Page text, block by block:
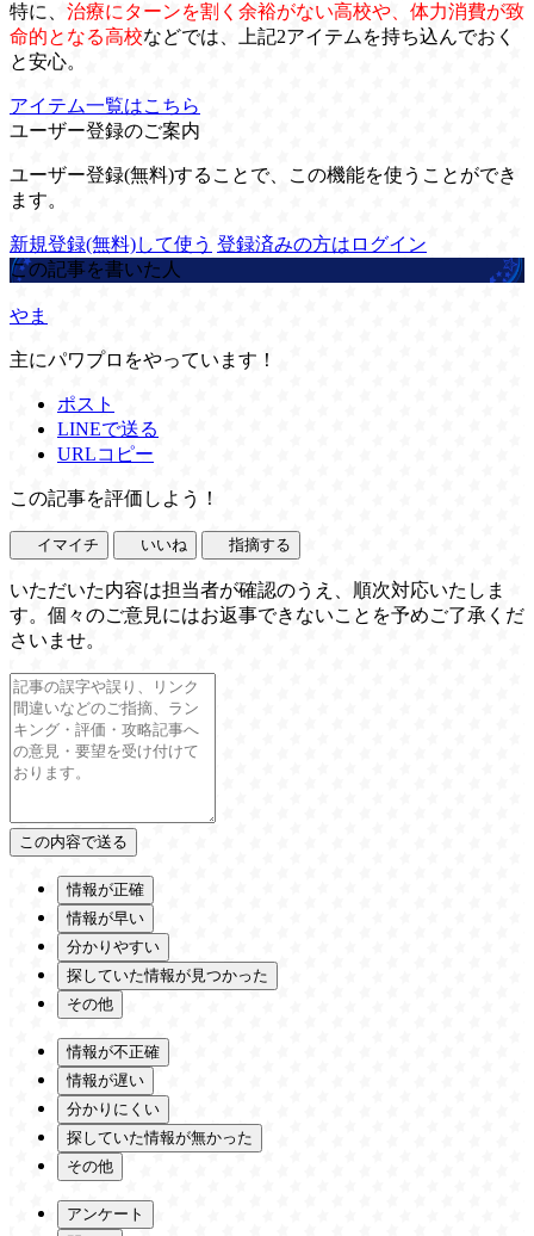
特に、 治療にターンを割く余裕がない高校や、体力消費が致
命的となる高校などでは、上記2アイテムを持ち込んでおく
と安心。
アイテム一覧はこちら
ユーザー登録のご案内
ユーザー登録(無料)することで、この機能を使うことができ
ます。
新規登録(無料)して使う 登録済みの方はログイン
この記事を書いた人
やま
主にパワプロをやっています！
ポスト
LINEで送る
URLコピー
この記事を評価しよう！
イマイチ いいね 指摘する
いただいた内容は担当者が確認のうえ、順次対応いたしま
す。個々のご意見にはお返事できないことを予めご了承くだ
さいませ。
情報が正確
情報が早い
分かりやすい
探していた情報が見つかった
その他
情報が不正確
情報が遅い
分かりにくい
探していた情報が無かった
その他
アンケート